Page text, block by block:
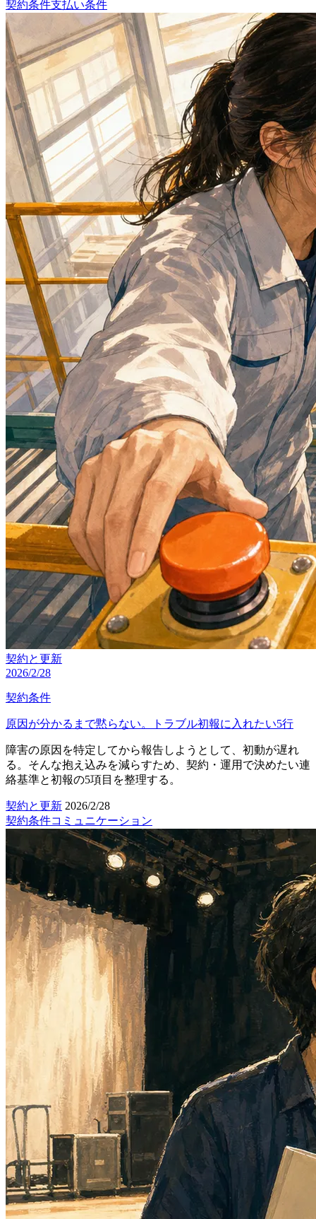
契約条件支払い条件
契約と更新
2026/2/28
契約条件
原因が分かるまで黙らない。トラブル初報に入れたい5行
障害の原因を特定してから報告しようとして、初動が遅れ
る。そんな抱え込みを減らすため、契約・運用で決めたい連
絡基準と初報の5項目を整理する。
契約と更新 2026/2/28
契約条件コミュニケーション